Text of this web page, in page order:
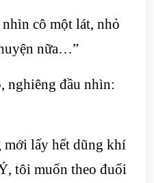
cô một lát, nhỏ
nữa…”
nghiêng đầu nhìn:
mới lấy hết dũng khí
tôi muốn theo đuổi